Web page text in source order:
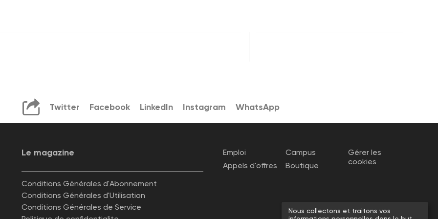
Twitter Facebook LinkedIn Instagram WhatsApp
Le magazine
Conditions Générales d'Abonnement
Conditions Générales d'Utilisation
Conditions Générales de Service
Emploi
Appels d'offres
Campus
Boutique
Gérer les
cookies
Nous collectons et traitons vos